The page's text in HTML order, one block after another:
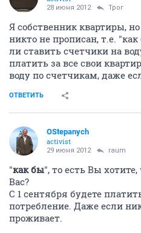
28 июня 2012 Трог
Я собственник квартиры,
никто не прописан, т.е.
ли ставить счетчики на
платить за все свои
воду по счетчикам, даже
ОТВЕТИТЬ
OStepanych
activist
29 июня 2012 raum
"как бы", то есть Вы
Вас?
С 1 сентября будете
потребление. Даже если
проживает.